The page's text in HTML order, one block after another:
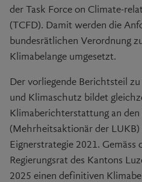
der Task Force on Climate-
(TCFD). Damit werden die
bundesrätlichen Verordnung
Klimabelange umgesetzt.
Der vorliegende Berichtsteil
und Klimaschutz bildet
Klimaberichterstattung an
(Mehrheitsaktionär der
Eignerstrategie 2021. Gemäss
Regierungsrat des Kantons
2025 einen definitiven